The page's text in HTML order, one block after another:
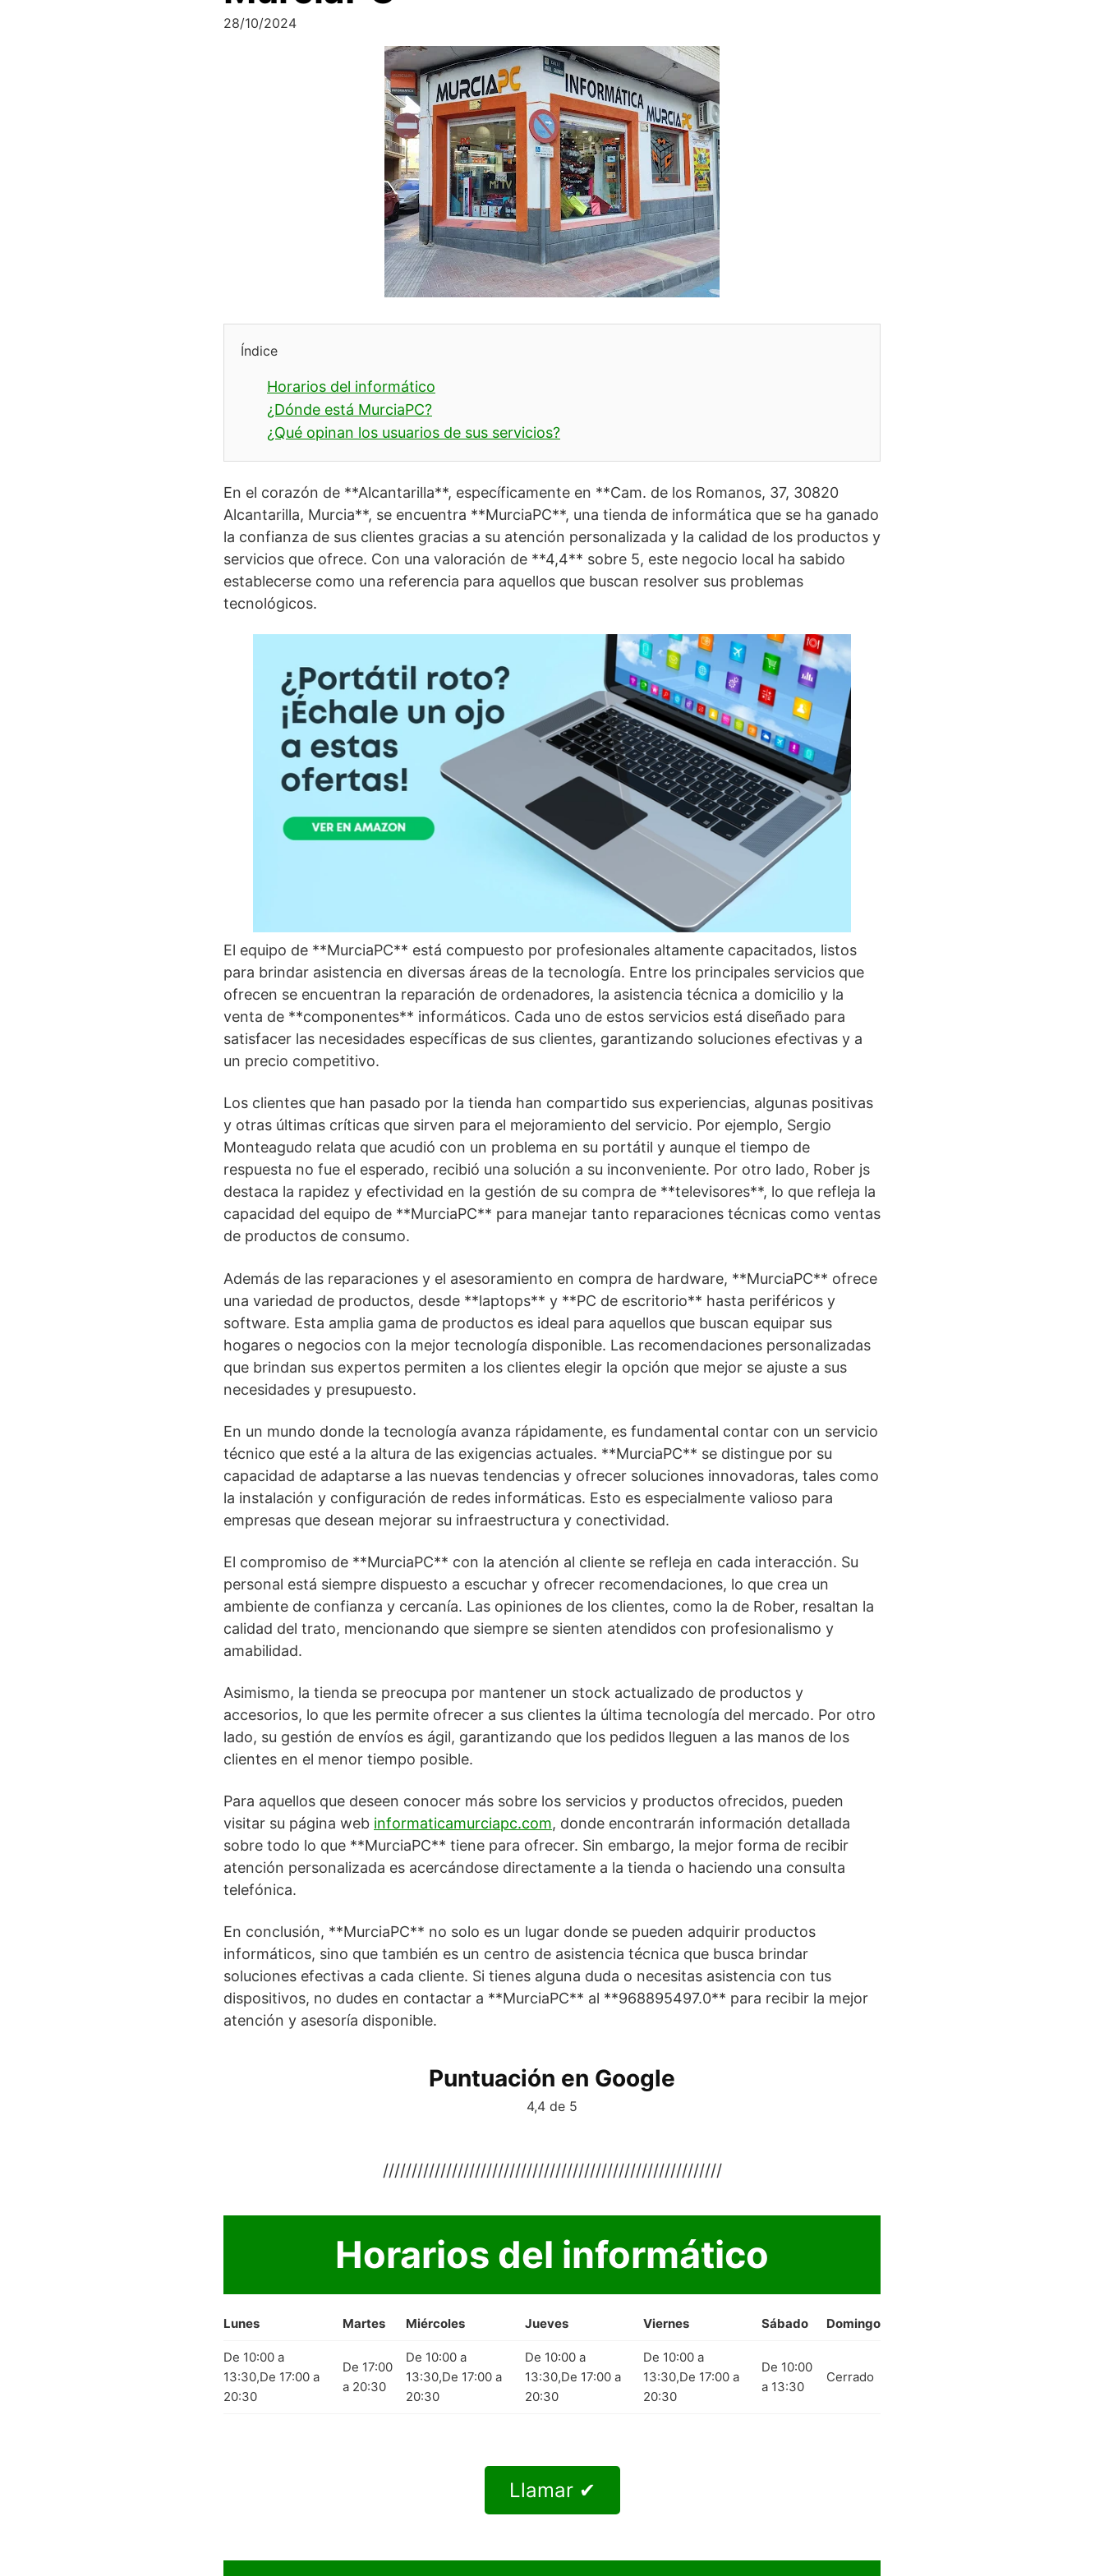
28/10/2024
Índice
Horarios del informático
¿Dónde está MurciaPC?
¿Qué opinan los usuarios de sus servicios?
En el corazón de **Alcantarilla**, específicamente en **Cam. de los Romanos, 37, 30820
Alcantarilla, Murcia**, se encuentra **MurciaPC**, una tienda de informática que se ha ganado
la confianza de sus clientes gracias a su atención personalizada y la calidad de los productos y
servicios que ofrece. Con una valoración de **4,4** sobre 5, este negocio local ha sabido
establecerse como una referencia para aquellos que buscan resolver sus problemas
tecnológicos.
El equipo de **MurciaPC** está compuesto por profesionales altamente capacitados, listos
para brindar asistencia en diversas áreas de la tecnología. Entre los principales servicios que
ofrecen se encuentran la reparación de ordenadores, la asistencia técnica a domicilio y la
venta de **componentes** informáticos. Cada uno de estos servicios está diseñado para
satisfacer las necesidades específicas de sus clientes, garantizando soluciones efectivas y a
un precio competitivo.
Los clientes que han pasado por la tienda han compartido sus experiencias, algunas positivas
y otras últimas críticas que sirven para el mejoramiento del servicio. Por ejemplo, Sergio
Monteagudo relata que acudió con un problema en su portátil y aunque el tiempo de
respuesta no fue el esperado, recibió una solución a su inconveniente. Por otro lado, Rober js
destaca la rapidez y efectividad en la gestión de su compra de **televisores**, lo que refleja la
capacidad del equipo de **MurciaPC** para manejar tanto reparaciones técnicas como ventas
de productos de consumo.
Además de las reparaciones y el asesoramiento en compra de hardware, **MurciaPC** ofrece
una variedad de productos, desde **laptops** y **PC de escritorio** hasta periféricos y
software. Esta amplia gama de productos es ideal para aquellos que buscan equipar sus
hogares o negocios con la mejor tecnología disponible. Las recomendaciones personalizadas
que brindan sus expertos permiten a los clientes elegir la opción que mejor se ajuste a sus
necesidades y presupuesto.
En un mundo donde la tecnología avanza rápidamente, es fundamental contar con un servicio
técnico que esté a la altura de las exigencias actuales. **MurciaPC** se distingue por su
capacidad de adaptarse a las nuevas tendencias y ofrecer soluciones innovadoras, tales como
la instalación y configuración de redes informáticas. Esto es especialmente valioso para
empresas que desean mejorar su infraestructura y conectividad.
El compromiso de **MurciaPC** con la atención al cliente se refleja en cada interacción. Su
personal está siempre dispuesto a escuchar y ofrecer recomendaciones, lo que crea un
ambiente de confianza y cercanía. Las opiniones de los clientes, como la de Rober, resaltan la
calidad del trato, mencionando que siempre se sienten atendidos con profesionalismo y
amabilidad.
Asimismo, la tienda se preocupa por mantener un stock actualizado de productos y
accesorios, lo que les permite ofrecer a sus clientes la última tecnología del mercado. Por otro
lado, su gestión de envíos es ágil, garantizando que los pedidos lleguen a las manos de los
clientes en el menor tiempo posible.
Para aquellos que deseen conocer más sobre los servicios y productos ofrecidos, pueden
visitar su página web informaticamurciapc.com, donde encontrarán información detallada
sobre todo lo que **MurciaPC** tiene para ofrecer. Sin embargo, la mejor forma de recibir
atención personalizada es acercándose directamente a la tienda o haciendo una consulta
telefónica.
En conclusión, **MurciaPC** no solo es un lugar donde se pueden adquirir productos
informáticos, sino que también es un centro de asistencia técnica que busca brindar
soluciones efectivas a cada cliente. Si tienes alguna duda o necesitas asistencia con tus
dispositivos, no dudes en contactar a **MurciaPC** al **968895497.0** para recibir la mejor
atención y asesoría disponible.
Puntuación en Google
4,4 de 5
///////////////////////////////////////////////////////////
Horarios del informático
Lunes Martes Miércoles Jueves Viernes Sábado Domingo
De 10:00 a
13:30,De 17:00 a
20:30
De 17:00
a 20:30
De 10:00 a
13:30,De 17:00 a
20:30
De 10:00 a
13:30,De 17:00 a
20:30
De 10:00 a
13:30,De 17:00 a
20:30
De 10:00
a 13:30
Cerrado
Llamar ✔